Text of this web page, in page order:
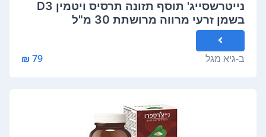
נייטרשסייג' תוסף תזונה תרסיס ויטמין D3
בשמן זרעי מרווה מרושתת 30 מ"ל
NATURESAGE
ב-גיא מגל 79 ₪